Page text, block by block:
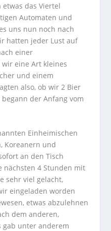
das Viertel
Automaten und
uns nun noch nach
hatten jeder Lust auf
einer
eine Art kleines
und einem
also, ob wir 2 Bier
der Anfang vom
Einheimischen
Koreanern und
an den Tisch
nächsten 4 Stunden mit
sehr viel gelacht,
eingeladen worden
etwas abzulehnen
dem anderen,
gab unter anderem